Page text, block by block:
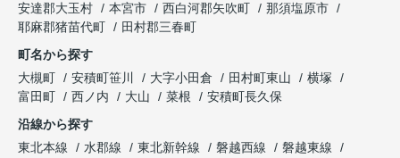
安達郡大玉村
本宮市 西白河郡矢吹町
那須塩原市
耶麻郡猪苗代町
田村郡三春町
町名から探す
大槻町
安積町笹川 大字小田倉 田村町東山
横塚
富田町
西ノ内 大山 菜根
安積町長久保
沿線から探す
東北本線
水郡線 東北新幹線 磐越西線
磐越東線